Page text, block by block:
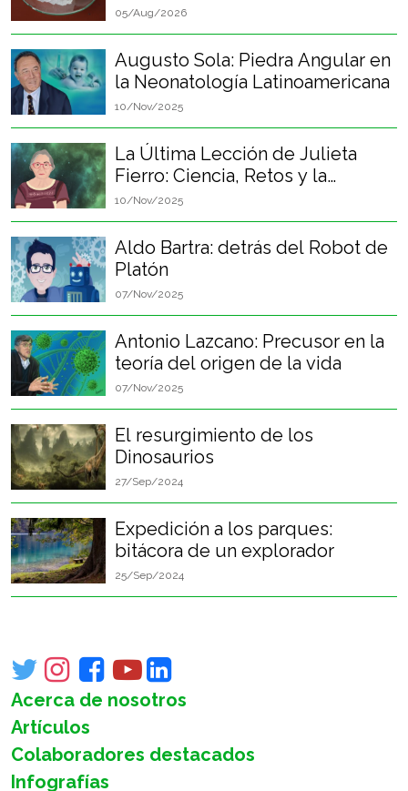
05/Aug/2026
Augusto Sola: Piedra Angular en
la Neonatología Latinoamericana
10/Nov/2025
La Última Lección de Julieta
Fierro: Ciencia, Retos y la
Felicidad Perpetua
10/Nov/2025
Aldo Bartra: detrás del Robot de
Platón
07/Nov/2025
Antonio Lazcano: Precusor en la
teoría del origen de la vida
07/Nov/2025
El resurgimiento de los
Dinosaurios
27/Sep/2024
Expedición a los parques:
bitácora de un explorador
25/Sep/2024
Acerca de nosotros
Artículos
Colaboradores destacados
Infografías